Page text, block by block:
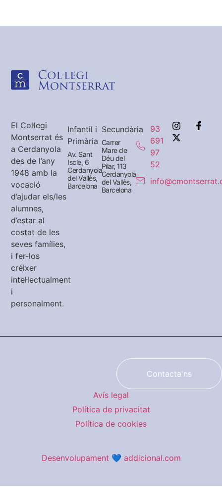
El Col·legi
Montserrat és
a Cerdanyola
des de l’any
1948 amb la
vocació
d’ajudar els/les
alumnes,
d’estar al
costat de les
seves famílies,
i fer-los
créixer
intel·lectualment
i
personalment.
Infantil i
Primària
Av. Sant
Iscle, 6
Cerdanyola
del Vallès,
Barcelona
Secundària
Carrer
Mare de
Déu del
Pilar, 113
Cerdanyola
del Vallès,
Barcelona
93
691
97
52
Contacta'ns
Avís legal
Política de privacitat
Política de cookies
Desenvolupament 💙 addicional.com